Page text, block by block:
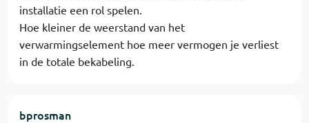
installatie een rol spelen.
Hoe kleiner de weerstand van het
verwarmingselement hoe meer vermogen je verliest
in de totale bekabeling.
bprosman